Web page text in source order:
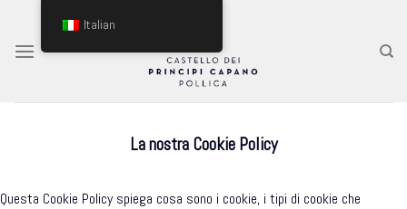
content
La nostra Cookie Policy
Questa Cookie Policy spiega cosa sono i cookie, i tipi di cookie che
Italian